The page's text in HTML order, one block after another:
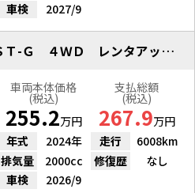
車検
2027/9
スバル インプレッサ ＳＴ-Ｇ ４ＷＤ レンタアップ アイサイト １１．６
車両本体価格
(税込)
255.2万円
支払総額
(税込)
267.9万円
年式
2024年 走行
6008km
排気量
2000cc 修復歴
なし
車検
2026/9